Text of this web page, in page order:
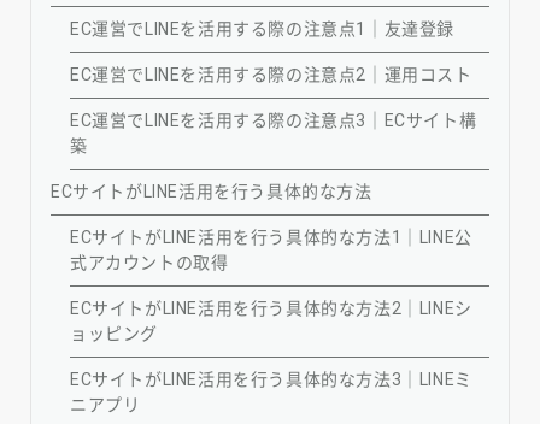
EC運営でLINEを活用する際の注意点1｜友達登録
EC運営でLINEを活用する際の注意点2｜運用コスト
EC運営でLINEを活用する際の注意点3｜ECサイト構
築
ECサイトがLINE活用を行う具体的な方法
ECサイトがLINE活用を行う具体的な方法1｜LINE公
式アカウントの取得
ECサイトがLINE活用を行う具体的な方法2｜LINEシ
ョッピング
ECサイトがLINE活用を行う具体的な方法3｜LINEミ
ニアプリ